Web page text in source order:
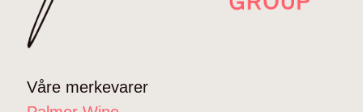
Våre merkevarer